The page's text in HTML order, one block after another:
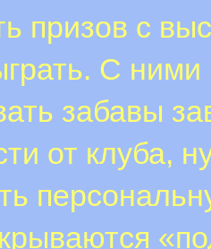
призов с
С
забавы
от клуба,